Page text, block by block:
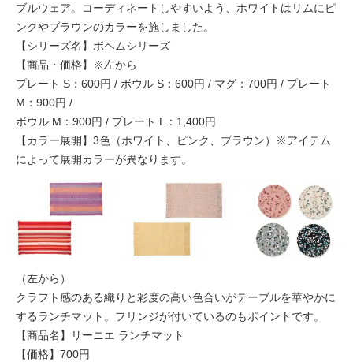
ブルウェア。コーディネートしやすいよう、ホワイトはリムにピ
ンクやブラウンのカラーを施しました。
【シリーズ名】ボヘムシリーズ
【商品・価格】※左から
プレート S：600円 / ボウル S：600円 / マグ：700円 / プレート
M：900円 /
ボウル M：900円 / プレート L：1,400円
【カラー展開】3色（ホワイト、ピンク、ブラウン）※アイテム
によって展開カラーが異なります。
（左から）
クラフト感のある織りと彩度の高い色合いがテーブルを華やかに
するランチマット。フリンジが付いているのもポイントです。
【商品名】リーニエ ランチマット
【価格】700円